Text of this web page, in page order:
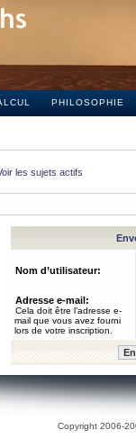
PHILOSOPHIE
les sujets actifs
Nom d’utilisateur:
Adresse e-mail:
Cela doit être l’adresse e-
mail que vous avez fourni
lors de votre inscription.
Copyright 2006-